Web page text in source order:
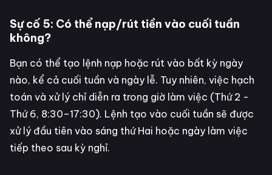
Sự cố 5: Có thể nạp/rút tiền vào cuối tuần
không?
Bạn có thể tạo lệnh nạp hoặc rút vào bất kỳ ngày
nào, kể cả cuối tuần và ngày lễ. Tuy nhiên, việc hạch
toán và xử lý chỉ diễn ra trong giờ làm việc (Thứ 2 -
Thứ 6, 8:30–17:30). Lệnh tạo vào cuối tuần sẽ được
xử lý đầu tiên vào sáng thứ Hai hoặc ngày làm việc
tiếp theo sau kỳ nghỉ.